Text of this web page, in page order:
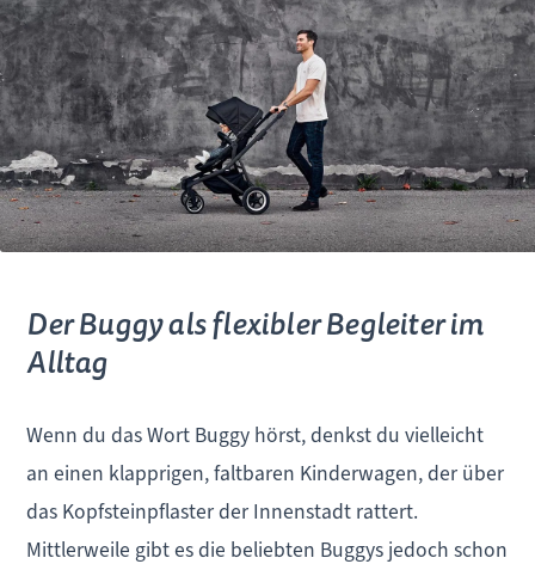
Der Buggy als flexibler Begleiter im
Alltag
Wenn du das Wort Buggy hörst, denkst du vielleicht
an einen klapprigen, faltbaren Kinderwagen, der über
das Kopfsteinpflaster der Innenstadt rattert.
Mittlerweile gibt es die beliebten Buggys jedoch schon